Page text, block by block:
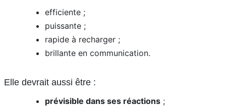
efficiente ;
puissante ;
rapide à recharger ;
brillante en communication.
Elle devrait aussi être :
prévisible dans ses réactions ;